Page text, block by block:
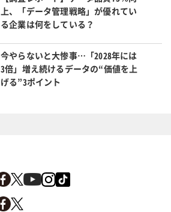
上、「データ管理戦略」が優れてい
る企業は何をしている？
今やらないと大惨事…「2028年には
3倍」増え続けるデータの“価値を上
げる”3ポイント